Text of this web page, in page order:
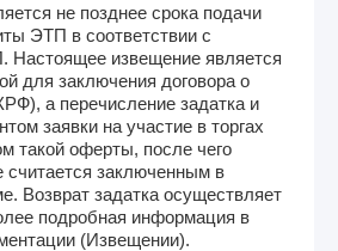
не позднее срока подачи
ЭТП в соответствии с
Настоящее извещение является
для заключения договора о
а перечисление задатка и
заявки на участие в торгах
такой оферты, после чего
считается заключенным в
Возврат задатка осуществляет
подробная информация в
(Извещении).